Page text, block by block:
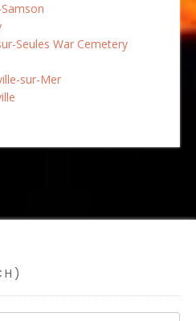
Seules War Cemetery
sur-Mer